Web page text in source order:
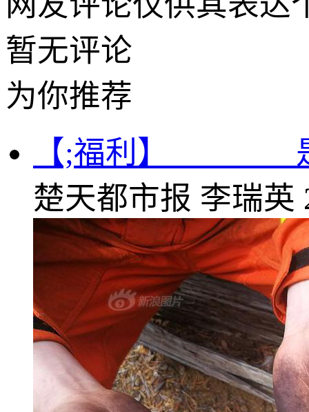
暂无评论
为你推荐
【;福利】
楚天都市报 李瑞英